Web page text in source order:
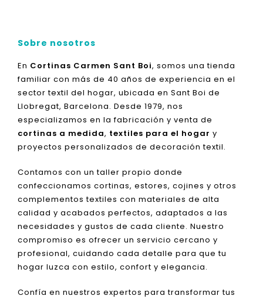
Sobre nosotros
En Cortinas Carmen Sant Boi, somos una tienda
familiar con más de 40 años de experiencia en el
sector textil del hogar, ubicada en Sant Boi de
Llobregat, Barcelona. Desde 1979, nos
especializamos en la fabricación y venta de
cortinas a medida, textiles para el hogar y
proyectos personalizados de decoración textil.
Contamos con un taller propio donde
confeccionamos cortinas, estores, cojines y otros
complementos textiles con materiales de alta
calidad y acabados perfectos, adaptados a las
necesidades y gustos de cada cliente. Nuestro
compromiso es ofrecer un servicio cercano y
profesional, cuidando cada detalle para que tu
hogar luzca con estilo, confort y elegancia.
Confía en nuestros expertos para transformar tus